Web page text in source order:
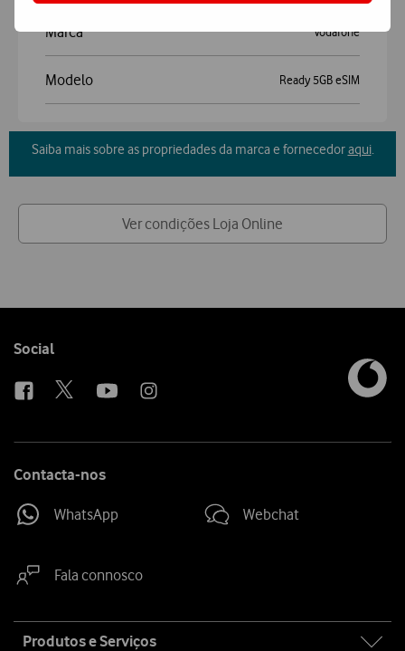
Marca Vodafone
Modelo Ready 5GB eSIM
Saiba mais sobre as propriedades da marca e fornecedoraqui.
Ver condições Loja Online
Follow
Social
Contacta-nos
WhatsApp Webchat
Fala connosco
Produtos e Serviços